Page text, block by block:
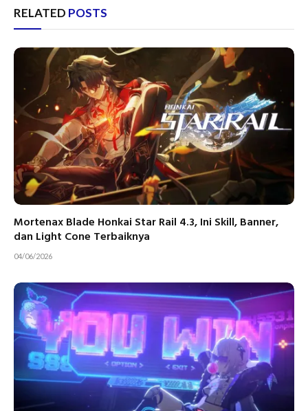
RELATED POSTS
Mortenax Blade Honkai Star Rail 4.3, Ini Skill, Banner,
dan Light Cone Terbaiknya
04/06/2026